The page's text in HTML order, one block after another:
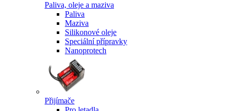
Paliva, oleje a maziva
Paliva
Maziva
Silikonové oleje
Speciální přípravky
Nanoprotech
Přijímače